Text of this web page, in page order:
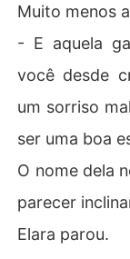
Muito menos
- E aquela
você desde
um sorriso
ser uma boa
O nome dela
parecer
Elara parou.